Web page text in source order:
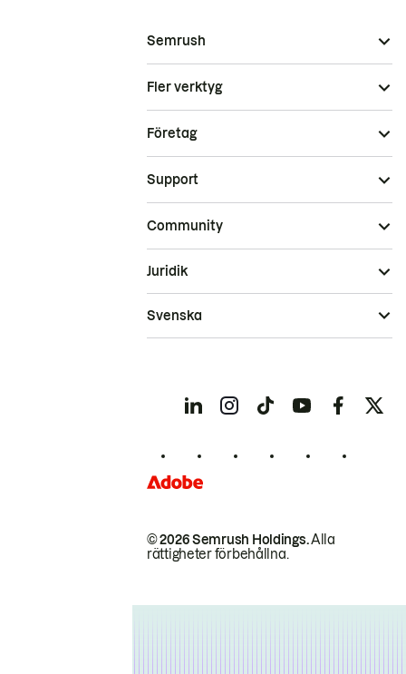
Semrush
Fler verktyg
Företag
Support
Community
© 2026 Semrush Holdings.Alla
rättigheter förbehållna.
Juridik
Svenska